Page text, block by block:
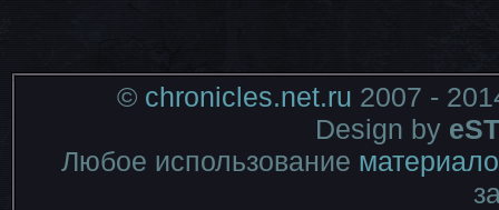
© chronicles.net.ru 2007 -
Design by
Любое использование